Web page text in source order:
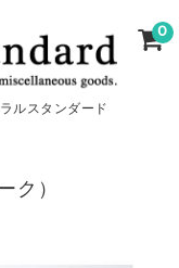
ルスタンダード
0
ク）